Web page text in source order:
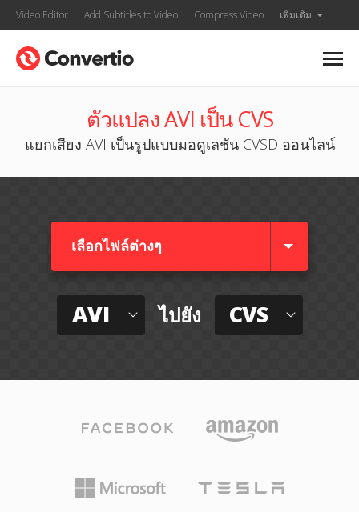
Video Editor Add Subtitles to Video Compress Video เพิ่มเติม
ตัวแปลง AVI เป็น CVS
แยกเสียง AVI เป็นรูปแบบมอดูเลชัน CVSD ออนไลน์
เลือกไฟล์ต่างๆ​
AVI ไปยัง CVS